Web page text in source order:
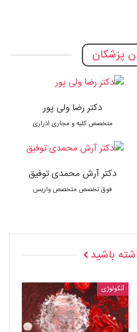
پزشکان
دکتر رضا ولی پور
متخصص کلیه و مجاری ادراری
دکتر آرش محمدی توفیق
فوق تخصص متخصص واریس
باشید
آنکولوژی